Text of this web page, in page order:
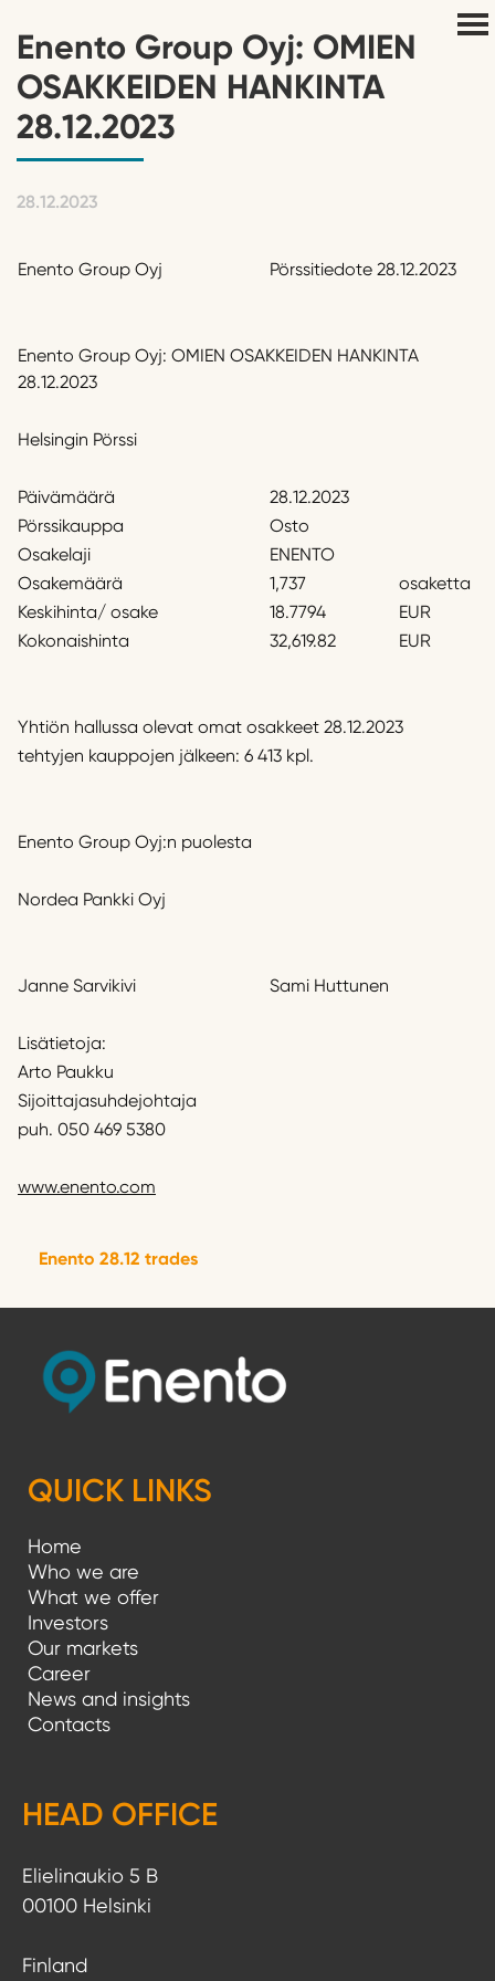
Enento Group Oyj: OMIEN
OSAKKEIDEN HANKINTA
28.12.2023
28.12.2023
Enento Group Oyj Pörssitiedote 28.12.2023
Enento Group Oyj: OMIEN OSAKKEIDEN HANKINTA
28.12.2023
Helsingin Pörssi
Päivämäärä
28.12.2023
Pörssikauppa
Osto
Osakelaji
ENENTO
Osakemäärä
1,737
osaketta
Keskihinta/ osake
18.7794
EUR
Kokonaishinta
32,619.82 EUR
Yhtiön hallussa olevat omat osakkeet 28.12.2023
tehtyjen kauppojen jälkeen: 6 413 kpl.
Enento Group Oyj:n puolesta
Nordea Pankki Oyj
Janne Sarvikivi Sami Huttunen
Lisätietoja:
Arto Paukku
Sijoittajasuhdejohtaja
puh. 050 469 5380
www.enento.com
Enento 28.12 trades
QUICK LINKS
Home
Who we are
What we offer
Investors
Our markets
Career
News and insights
Contacts
HEAD OFFICE
Elielinaukio 5 B
00100 Helsinki
Finland